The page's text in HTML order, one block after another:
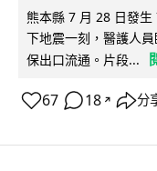
熊本縣 7 月 28 日發
下地震一刻，醫護人
保出口流通。片段...
67 18 ↗ 分